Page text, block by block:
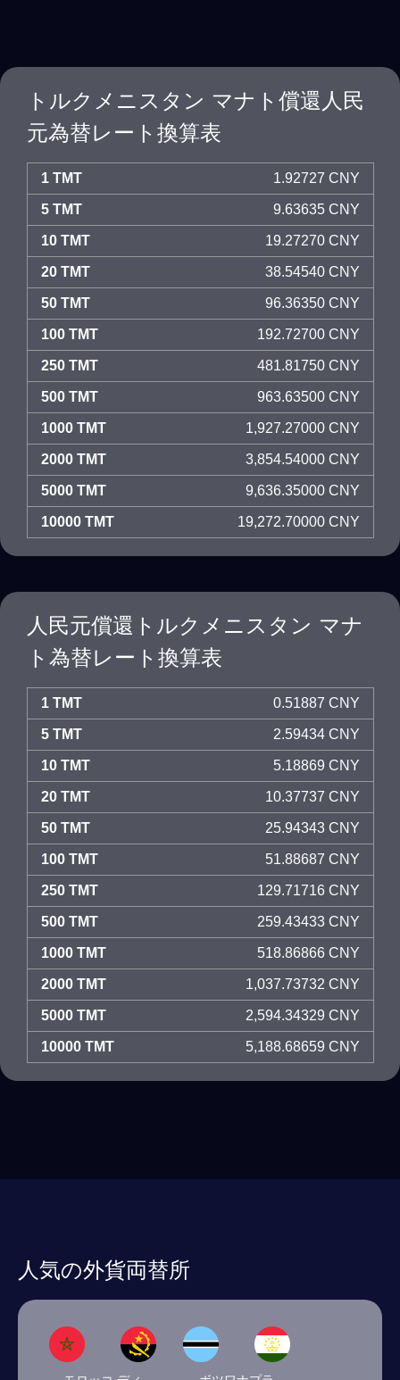
トルクメニスタン マナト償還人民
元為替レート換算表
1 TMT 1.92727 CNY
5 TMT 9.63635 CNY
10 TMT 19.27270 CNY
20 TMT 38.54540 CNY
50 TMT 96.36350 CNY
100 TMT 192.72700 CNY
250 TMT 481.81750 CNY
500 TMT 963.63500 CNY
1000 TMT 1,927.27000 CNY
2000 TMT 3,854.54000 CNY
5000 TMT 9,636.35000 CNY
10000 TMT 19,272.70000 CNY
人民元償還トルクメニスタン マナ
ト為替レート換算表
1 TMT 0.51887 CNY
5 TMT 2.59434 CNY
10 TMT 5.18869 CNY
20 TMT 10.37737 CNY
50 TMT 25.94343 CNY
100 TMT 51.88687 CNY
250 TMT 129.71716 CNY
500 TMT 259.43433 CNY
1000 TMT 518.86866 CNY
2000 TMT 1,037.73732 CNY
5000 TMT 2,594.34329 CNY
10000 TMT 5,188.68659 CNY
人気の外貨両替所